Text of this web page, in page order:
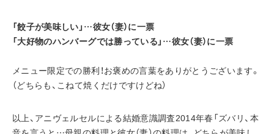
「餃子が美味しい」…彼女（妻）に一票
「大好物のハンバーグでは勝っている」…彼女（妻）に一票
メニュー限定での勝利！お褒めの言葉をありがとうございます。
（どちらも、こねて焼くだけですけどね）
以上、アニヴェルセルによる結婚意識調査2014年春「ズバリ、本